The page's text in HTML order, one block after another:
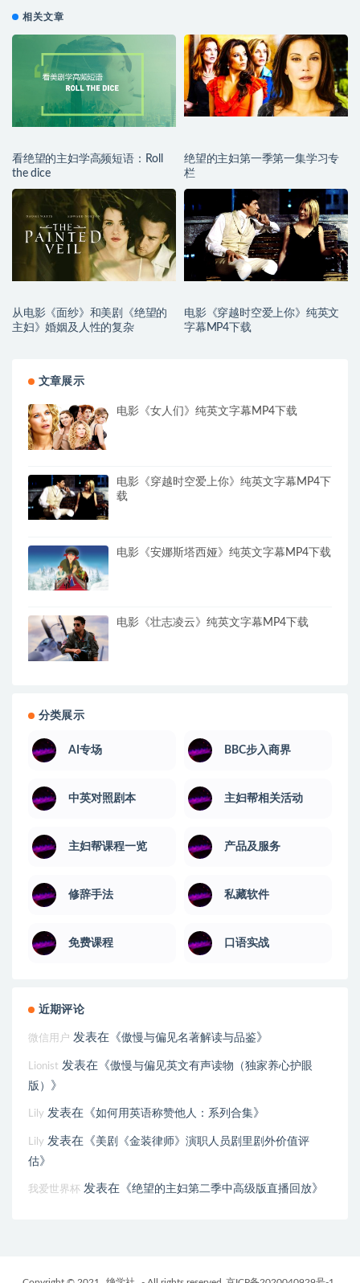
相关文章
看绝望的主妇学高频短语：Roll
the dice
绝望的主妇第一季第一集学习专
栏
从电影《面纱》和美剧《绝望的
主妇》婚姻及人性的复杂
电影《穿越时空爱上你》纯英文
字幕MP4下载
文章展示
电影《女人们》纯英文字幕MP4下载
电影《穿越时空爱上你》纯英文字幕MP4下
载
电影《安娜斯塔西娅》纯英文字幕MP4下载
电影《壮志凌云》纯英文字幕MP4下载
分类展示
AI专场 BBC步入商界
中英对照剧本 主妇帮相关活动
主妇帮课程一览 产品及服务
修辞手法 私藏软件
免费课程 口语实战
近期评论
微信用户 发表在《傲慢与偏见名著解读与品鉴 》
Lionist 发表在《傲慢与偏见英文有声读物（独家养心护眼
版）
》
Lily 发表在《如何用英语称赞他人：系列合集》
Lily 发表在《 美剧《金装律师》演职人员剧里剧外价值评
估》
我爱世界杯 发表在《绝望的主妇第二季中高级版直播回放》